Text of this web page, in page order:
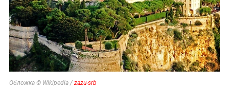
Обложка © Wikipedia / zazu-srb